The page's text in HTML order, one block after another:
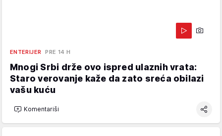
ENTERIJER PRE 14 H
Mnogi Srbi drže ovo ispred ulaznih vrata:
Staro verovanje kaže da zato sreća obilazi
vašu kuću
Komentariši